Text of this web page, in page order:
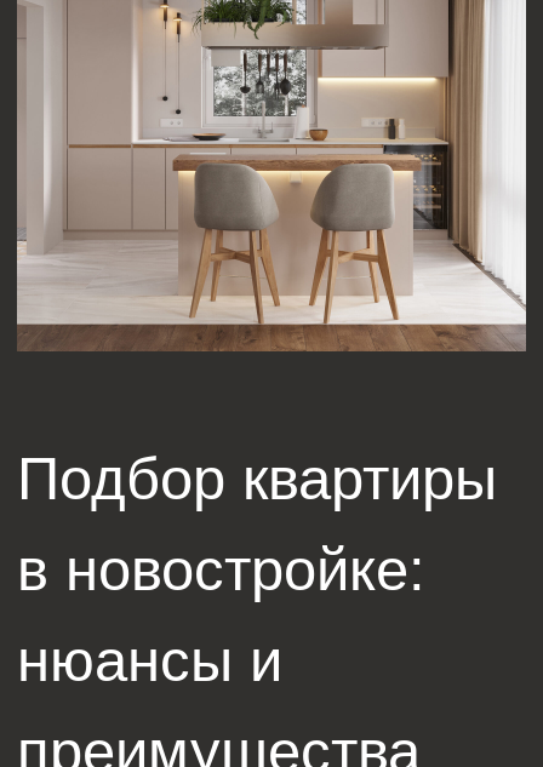
Инфраструктура и транспорт. Не все районы
одинаково удобны. При подборе квартиры важно
учитывать не только квартиру, но и окружение:
школы, магазины, транспорт, парки.
ПОХОЖИЕ СТАТЬИ